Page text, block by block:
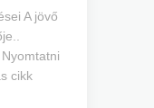
A jövő
Nyomtatni
cikk